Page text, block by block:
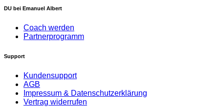
DU bei Emanuel Albert
Coach werden
Partnerprogramm
Support
Kundensupport
AGB
Impressum & Datenschutzerklärung
Vertrag widerrufen